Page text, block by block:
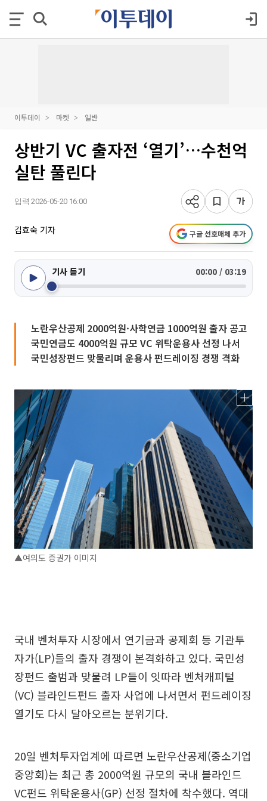
이투데이 마켓 일반
상반기 VC 출자전 ‘열기’…수천억
실탄 풀린다
입력 2026-05-20 16:00
김효숙 기자 구글 선호매체 추가
기사 듣기 00:00 / 03:19
노란우산공제 2000억원·사학연금 1000억원 출자 공고
국민연금도 4000억원 규모 VC 위탁운용사 선정 나서
국민성장펀드 맞물리며 운용사 펀드레이징 경쟁 격화
▲여의도 증권가 이미지
국내 벤처투자 시장에서 연기금과 공제회 등 기관투
자가(LP)들의 출자 경쟁이 본격화하고 있다. 국민성
장펀드 출범과 맞물려 LP들이 잇따라 벤처캐피털
(VC) 블라인드펀드 출자 사업에 나서면서 펀드레이징
열기도 다시 달아오르는 분위기다.
20일 벤처투자업계에 따르면 노란우산공제(중소기업
중앙회)는 최근 총 2000억원 규모의 국내 블라인드
VC펀드 위탁운용사(GP) 선정 절차에 착수했다. 역대